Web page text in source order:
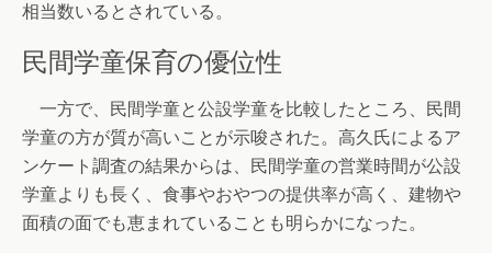
相当数いるとされている。
民間学童保育の優位性
一方で、民間学童と公設学童を比較したところ、民間
学童の方が質が高いことが示唆された。高久氏によるア
ンケート調査の結果からは、民間学童の営業時間が公設
学童よりも長く、食事やおやつの提供率が高く、建物や
面積の面でも恵まれていることも明らかになった。